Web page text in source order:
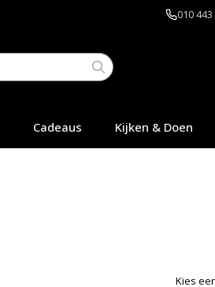
010 443
Cadeaus Kijken & Doen
Kies